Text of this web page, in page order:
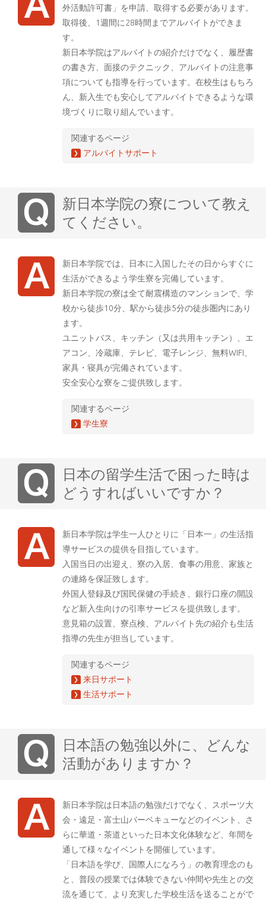
外活動許可書」を申請、取得する必要があります。
取得後、1週間に28時間までアルバイトができま
す。
新日本学院はアルバイトの紹介だけでなく、履歴書
の書き方、面接のテクニック、アルバイトの注意事
項についても指導を行っています。在校生はもちろ
ん、新入生でも安心してアルバイトできるような環
境づくりに取り組んでいます。
関連するページ
アルバイトサポート
新日本学院の寮について教え
てください。
新日本学院では、日本に入国したその日からすぐに
生活ができるよう学生寮を完備しています。
新日本学院の寮は全て耐震構造のマンションで、学
校から徒歩10分、駅から徒歩5分の徒歩圏内にあり
ます。
ユニットバス、キッチン（又は共用キッチン）、エ
アコン、冷蔵庫、テレビ、電子レンジ、無料WIFI、
家具・寝具が完備されています。
安全安心な寮をご提供致します。
関連するページ
学生寮
日本の留学生活で困った時は
どうすればいいですか？
新日本学院は学生一人ひとりに「日本一」の生活指
導サービスの提供を目指しています。
入国当日の出迎え、寮の入居、食事の用意、家族と
の連絡を保証致します。
外国人登録及び国民保健の手続き、銀行口座の開設
など新入生向けの引率サービスを提供致します。
意見箱の設置、寮点検、アルバイト先の紹介も生活
指導の先生が担当しています。
関連するページ
来日サポート
生活サポート
日本語の勉強以外に、どんな
活動がありますか？
新日本学院は日本語の勉強だけでなく、スポーツ大
会・遠足・富士山バーベキューなどのイベント、さ
らに華道・茶道といった日本文化体験など、年間を
通して様々なイベントを開催しています。
「日本語を学び、国際人になろう」の教育理念のも
と、普段の授業では体験できない仲間や先生との交
流を通じて、より充実した学校生活を送ることがで